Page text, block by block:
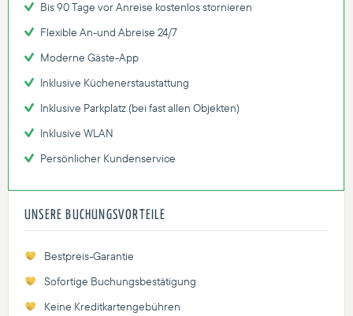
Bis 90 Tage vor Anreise kostenlos stornieren
Flexible An-und Abreise 24/7
Moderne Gäste-App
Inklusive Küchenerstaustattung
Inklusive Parkplatz (bei fast allen Objekten)
Inklusive WLAN
Persönlicher Kundenservice
UNSERE BUCHUNGSVORTEILE
Bestpreis-Garantie
Sofortige Buchungsbestätigung
Keine Kreditkartengebühren